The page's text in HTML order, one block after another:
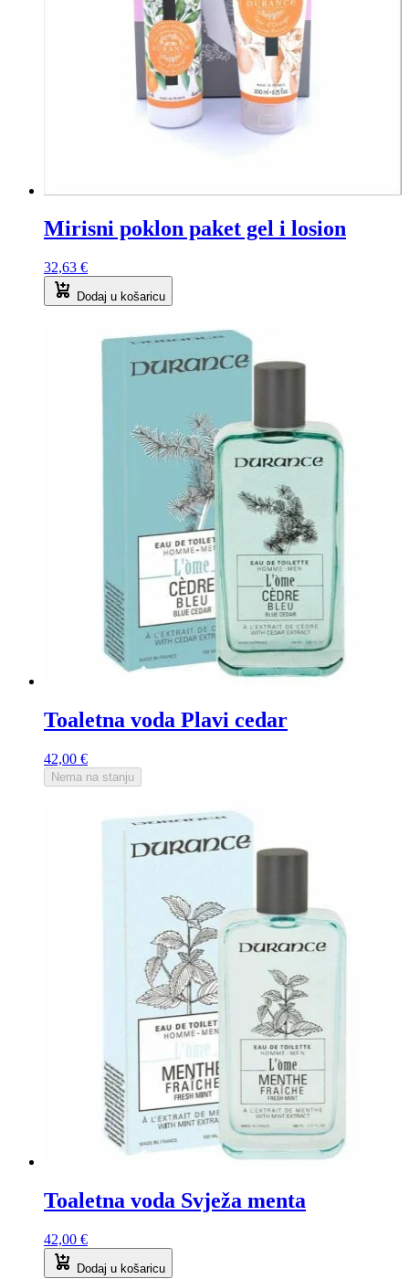
Mirisni poklon paket gel i losion
32,63 €
Dodaj u košaricu
Toaletna voda Plavi cedar
42,00 €
Nema na stanju
Toaletna voda Svježa menta
42,00 €
Dodaj u košaricu